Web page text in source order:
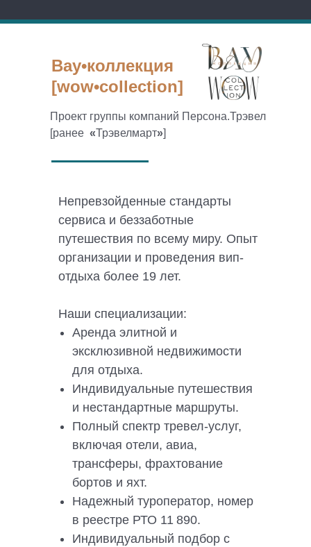
Вау•коллекция
[wow•collection]
Проект группы компаний Персона.Трэвел
[ранее «Трэвелмарт»]
Непревзойденные стандарты
сервиса и беззаботные
путешествия по всему миру. Опыт
организации и проведения вип-
отдыха более 19 лет.
Наши специализации:
Аренда элитной и
эксклюзивной недвижимости
для отдыха.
Индивидуальные путешествия
и нестандартные маршруты.
Полный спектр тревел-услуг,
включая отели, авиа,
трансферы, фрахтование
бортов и яхт.
Надежный туроператор, номер
в реестре РТО 11 890.
Индивидуальный подбор с